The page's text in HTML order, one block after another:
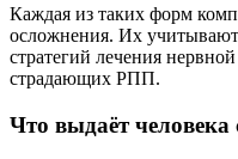
Каждая из таких форм
осложнения. Их
стратегий лечения
страдающих РПП.
Что выдаёт человека